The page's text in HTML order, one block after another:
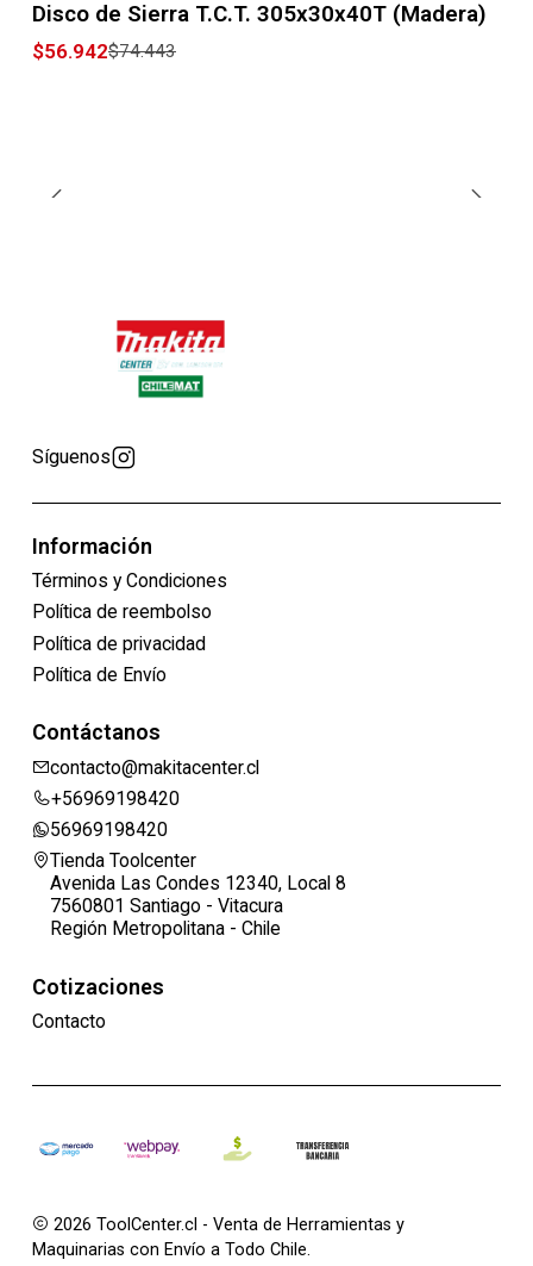
Disco de Sierra T.C.T. 305x30x40T (Madera)
$56.942$74.443
Síguenos
Información
Términos y Condiciones
Política de reembolso
Política de privacidad
Política de Envío
Contáctanos
contacto@makitacenter.cl
+56969198420
56969198420
Tienda Toolcenter
Avenida Las Condes 12340, Local 8
7560801 Santiago - Vitacura
Región Metropolitana - Chile
Cotizaciones
Contacto
2026 ToolCenter.cl - Venta de Herramientas y
Maquinarias con Envío a Todo Chile.